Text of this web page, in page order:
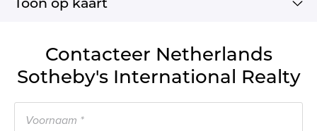
Contacteer Netherlands
Sotheby's International Realty